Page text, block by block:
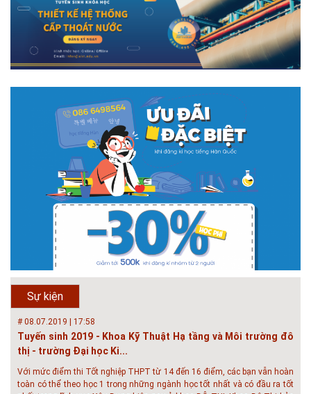
Sự kiện
# 05.04.2025 | 17:16
Tuyển sinh 2025, Khoa kỹ thuật hạ tầng và môi trường đô thị
- Đại học Kiến trúc...
Thông tin tuyển sinh đại học 2025 Khoa kỹ thuật hạ tầng và môi trường
đô thị - Đại học Kiến trúc Hà Nội Tuyển sinh đại học với 280 chỉ tiêu, thời
gian đào tạo 4,5 năm
# 05.04.2020 | 20:30
GIAO LƯU TRỰC TUYẾN - TƯ VẤN TUYỂN SINH ĐẠI HỌC
CHÍNH QUY ĐẠI HỌC KIẾN TRÚC NĂM...
Năm nay, kỳ thi THPT quốc gia dự kiến diễn ra vào tháng 8. Trường Đại
học Kiến trúc Hà Nội chúc các bạn học sinh cuối cấp ôn thi thật tốt MỜI
QUÝ PHỤ HUYNH VÀ CÁC EM ĐÓN XEM GIAO LƯU TRỰC TUYẾN "TƯ
VẤN TUYỂN SINH ĐẠI H...
# 08.07.2019 | 17:58
Tuyến sinh 2019 - Khoa Kỹ Thuật Hạ tầng và Môi trường đô
thị - trường Đại học Ki...
Với mức điểm thi Tốt nghiệp THPT từ 14 đến 16 điểm, các bạn vẫn hoàn
toàn có thể theo học 1 trong những ngành học tốt nhất và có đầu ra tốt